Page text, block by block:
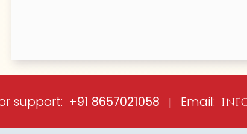
support: +91 8657021058 | Email: